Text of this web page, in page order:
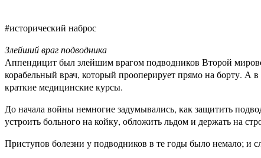
#исторический наброс
Злейший враг подводника
Аппендицит был злейшим врагом подводников Второй
корабельный врач, который прооперирует прямо на борту. А
краткие медицинские курсы.
До начала войны немногие задумывались, как защитить
устроить больного на койку, обложить льдом и держать на
Приступов болезни у подводников в те годы было немало; и